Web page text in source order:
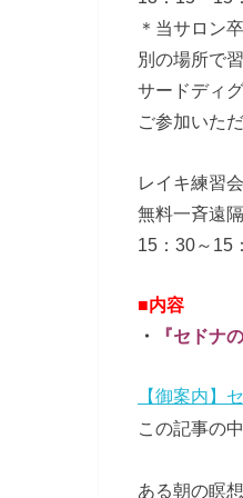
＊当サロン
別の場所で
サードディ
ご参加いた
レイキ練習
無料一斉遠
15：30～15
■内容
・
『セドナ
【御案内】
この記事の
ある朝の瞑想